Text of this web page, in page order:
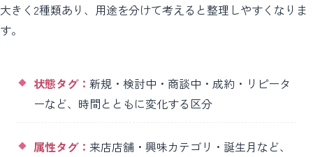
大きく2種類あり、用途を分けて考えると整理しやすくなりま
す。
状態タグ： 新規・検討中・商談中・成約・リピータ
ーなど、時間とともに変化する区分
属性タグ： 来店店舗・興味カテゴリ・誕生月など、